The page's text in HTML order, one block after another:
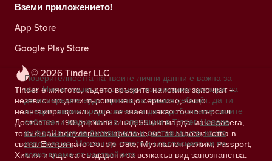
© 2026 Tinder LLC
Tinder е мястото, където връзките наистина започват –
независимо дали търсиш нещо сериозно, нещо
неангажиращо или още не знаеш какво точно търсиш.
Достъпно в 190 държави с над 55 милиарда мача досега,
това е най-популярното приложение за запознанства в
света. Екстри като Double Date, Музикален режим, Passport,
Химия и още са създадени за всякакъв вид запознанства.
Вземи приложението!
App Store
Google Play Store
Поверителността на твоите лични данни е важна за
нас. Ние и нашите партньори използваме тракери, за
да измерваме аудиторията на нашия уебсайт, да ти
предоставяме предложения и да подобряваме своите
собствени маркетингови операции в Tinder. Повече
информация за бисквитките и доставчиците, които
използваме. Можеш да оттеглиш съгласието си по
всяко време от настройките.